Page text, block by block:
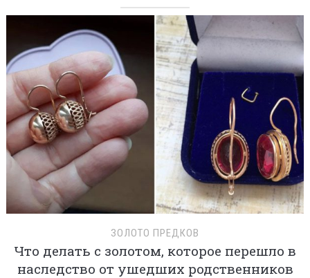
ЗОЛОТО ПРЕДКОВ
Что делать с золотом, которое перешло в
наследство от ушедших родственников